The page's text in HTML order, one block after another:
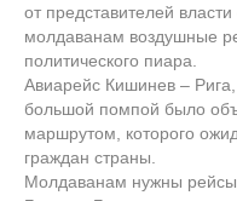
от представителей
молдаванам воздушные
политического пиара.
Авиарейс Кишинев – Рига,
большой помпой было
маршрутом, которого
граждан страны.
Молдаванам нужны